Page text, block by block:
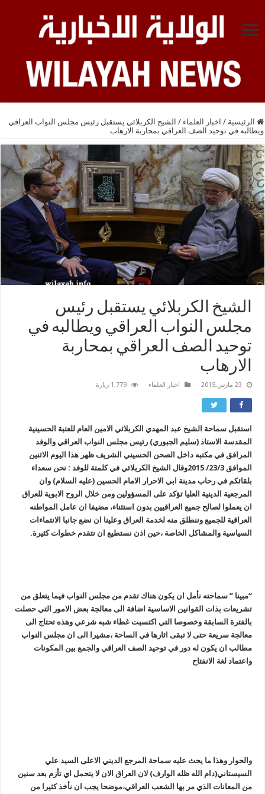
الرئيسية / اخبار العلماء / الشيخ الكربلائي يستقبل رئيس مجلس النواب العراقي
ويطالبه في توحيد الصف العراقي بمحاربة الارهاب
الشيخ الكربلائي يستقبل رئيس
مجلس النواب العراقي ويطالبه في
توحيد الصف العراقي بمحاربة
الارهاب
23 مارس,2015 اخبار العلماء 1,779 زيارة
استقبل سماحة الشيخ عبد المهدي الكربلائي الامين العام للعتبة الحسينية
المقدسة الاستاذ (سليم الجبوري) رئيس مجلس النواب العراقي والوفد
المرافق في مكتبه داخل الصحن الحسيني الشريف ظهر هذا اليوم الاثنين
الموافق 23/3/ 2015وقال الشيخ الكربلائي في كلمتة للوفد : نحن سعداء
بلقائكم في رحاب مدينة ابي الاحرار الامام الحسين (عليه السلام) وان
المرجعية الدينية العليا تؤكد على المسؤولين ومن خلال الروح الابوية للعراق
ان يعملوا لصالح جميع العراقيين بدون استثناء، مضيفا ان عامل المواطنه
العراقية للجميع وننطلق منه لخدمة العراق وعلينا ان نضع جانبا الانتماءات
السياسية والمشاكل الخاصة ،حين اذن نستطيع ان نتقدم خطوات كثيرة.
“مبينا ” سماحته نأمل ان يكون هناك تقدم من مجلس النواب فيما يتعلق من
تشريعات بذات القوانين الاساسية اضافة الى معالجة بعض الامور التي حصلت
بالفترة السابقة وخصوصا التي اكتسبت غطاء شبه شرعي وهذه تحتاج الى
معالجة سريعة حتى لا تبقى اثارها في الساحة ،مشيرا الى ان مجلس النواب
مطالب ان يكون له دور في توحيد الصف العراقي والجمع بين المكونات
واعتماد لغة الانفتاح
والحوار وهذا ما يحث عليه سماحة المرجع الديني الاعلى السيد علي
السيستاني(دام الله ظله الوارف) لان العراق الان لا يتحمل اي تأزم بعد سنين
من المعانات الذي مر بها الشعب العراقي،موضحا يجب ان نأخذ كثيرا من